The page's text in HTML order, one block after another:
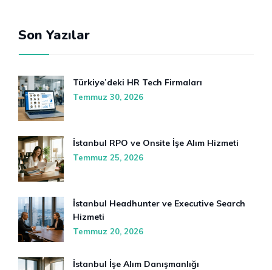
Son Yazılar
Türkiye’deki HR Tech Firmaları
Temmuz 30, 2026
İstanbul RPO ve Onsite İşe Alım Hizmeti
Temmuz 25, 2026
İstanbul Headhunter ve Executive Search
Hizmeti
Temmuz 20, 2026
İstanbul İşe Alım Danışmanlığı